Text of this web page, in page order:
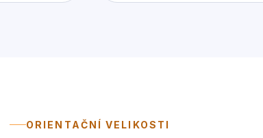
ORIENTAČNÍ VELIKOSTI